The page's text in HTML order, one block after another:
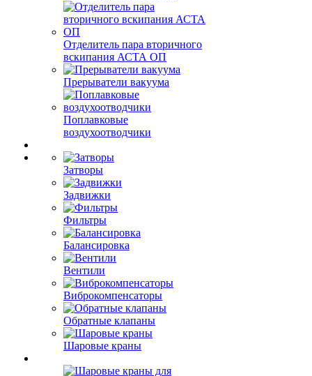
Отделитель пара вторичного
вскипания АСТА ОП
Прерыватели вакуума
Поплавковые
воздухоотводчики
Затворы
Задвижки
Фильтры
Балансировка
Вентили
Виброкомпенсаторы
Обратные клапаны
Шаровые краны